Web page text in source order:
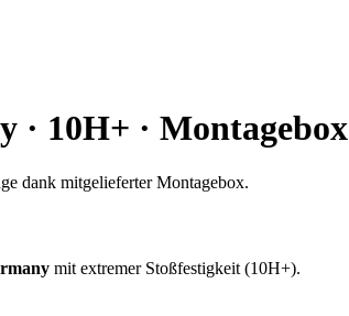
· 10H+ · Montagebox
dank mitgelieferter Montagebox.
mit extremer Stoßfestigkeit (10H+).